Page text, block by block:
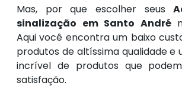
Mas, por que escolher seus
sinalização em Santo André
Aqui você encontra um baixo
produtos de altíssima qualidade e
incrível de produtos que
satisfação.